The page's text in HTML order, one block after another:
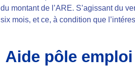
du montant de l’ARE. S’agissant du
six mois, et ce, à condition que
Aide pôle